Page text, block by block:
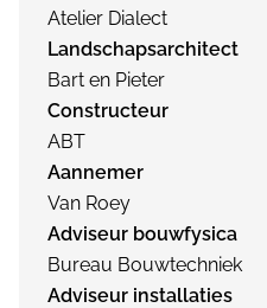
Atelier Dialect
Landschapsarchitect
Bart en Pieter
Constructeur
ABT
Aannemer
Van Roey
Adviseur bouwfysica
Bureau Bouwtechniek
Adviseur installaties